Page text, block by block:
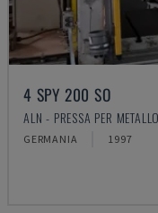
4 SPY 200 SO
ALN - PRESSA PER METALLO
GERMANIA 1997